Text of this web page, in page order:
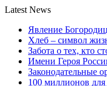
Latest News
Явление
Хлеб – символ
Забота о тех, кто
Имени Героя
Законодательные
100 миллионов